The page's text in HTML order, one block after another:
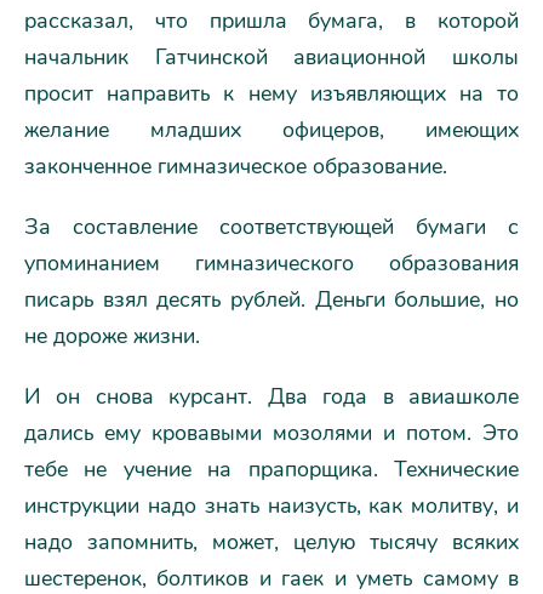
рассказал, что пришла бумага, в которой
начальник Гатчинской авиационной школы
просит направить к нему изъявляющих на то
желание младших офицеров, имеющих
законченное гимназическое образование.
За составление соответствующей бумаги с
упоминанием гимназического образования
писарь взял десять рублей. Деньги большие, но
не дороже жизни.
И он снова курсант. Два года в авиашколе
дались ему кровавыми мозолями и потом. Это
тебе не учение на прапорщика. Технические
инструкции надо знать наизусть, как молитву, и
надо запомнить, может, целую тысячу всяких
шестеренок, болтиков и гаек и уметь самому в